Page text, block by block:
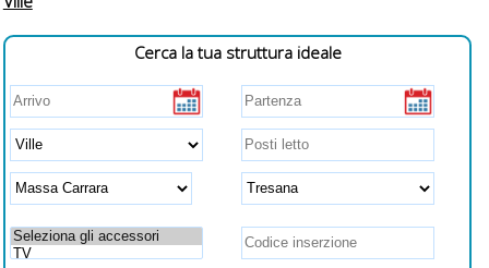
Cerca la tua struttura ideale